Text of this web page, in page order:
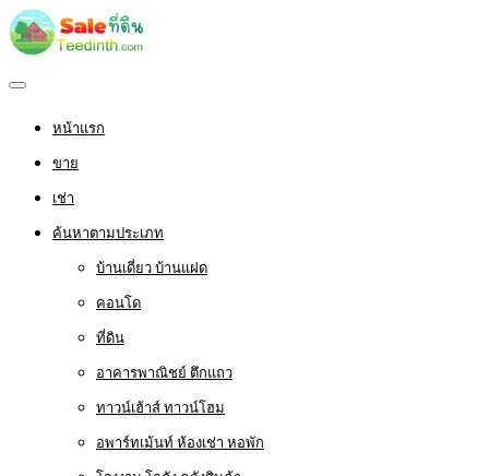
หน้าแรก
ขาย
เช่า
ค้นหาตามประเภท
บ้านเดี่ยว บ้านแฝด
คอนโด
ที่ดิน
อาคารพาณิชย์ ตึกแถว
ทาวน์เฮ้าส์ ทาวน์โฮม
อพาร์ทเม้นท์ ห้องเช่า หอพัก